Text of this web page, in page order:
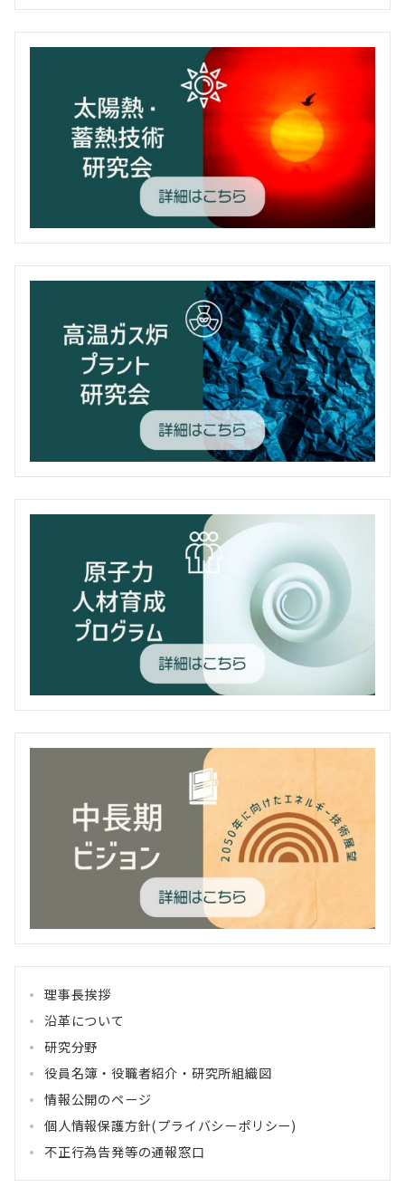
理事長挨拶
沿革について
研究分野
役員名簿・役職者紹介・研究所組織図
情報公開のページ
個人情報保護方針(プライバシーポリシー)
不正行為告発等の通報窓口